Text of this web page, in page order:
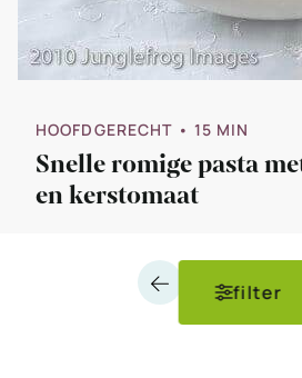
HOOFDGERECHT • 15 MIN
Snelle romige pasta
en kerstomaat
Vorige …
filter